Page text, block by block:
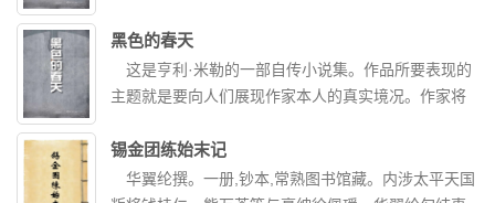
为了一个完全不同的理由也必须找到它，但是它究竟
在哪里呢？这部故事就是各方人马找寻第二基地的传
奇。骡倾全力寻找并铲除第二基地，却失败了。随
愿把建立新帝国的功业拱手让人。谁也没想到，寻找
的线索竟维系在一位小女孩身上。十四岁的艾嘉蒂娅
怕得要死，她究竟发现了有关第二基地的什么秘密
解缆起航了。格让岛属于马里亚那群岛的一部分。
黑色的春天
这是亨利·米勒的一部自传小说集。作品所要表现的
主题就是要向人们展现作家本人的真实境况。作家将
实的自我不仅在于自我的外在经历，更重要的在于自
我的各种感觉、感受，自由的思想以及梦境与幻觉。
锡金团练始末记
华翼纶撰。一册,钞本,常熟图书馆藏。内涉太平天国